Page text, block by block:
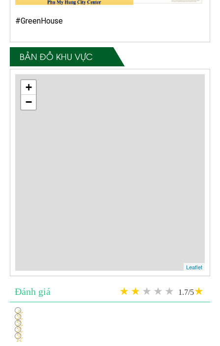
#GreenHouse
BẢN ĐỒ KHU VỰC
+
−
Leaflet
Đánh giá 1.7/5
1
2
3
4
5